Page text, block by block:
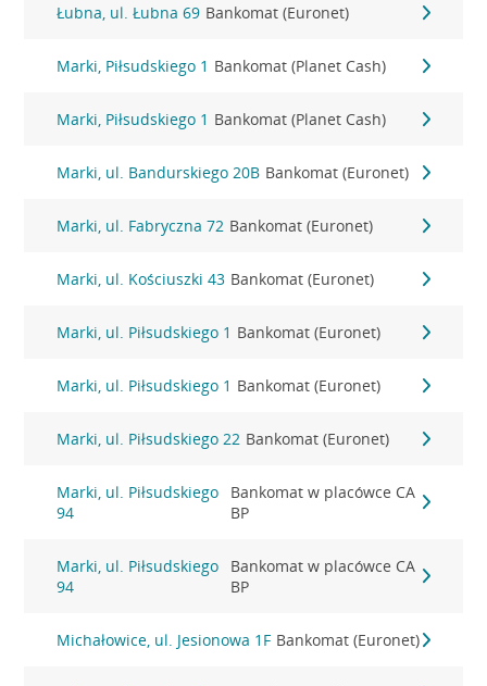
Łubna, ul. Łubna 69 Bankomat (Euronet)
Marki, Piłsudskiego 1 Bankomat (Planet Cash)
Marki, Piłsudskiego 1 Bankomat (Planet Cash)
Marki, ul. Bandurskiego 20B Bankomat (Euronet)
Marki, ul. Fabryczna 72 Bankomat (Euronet)
Marki, ul. Kościuszki 43 Bankomat (Euronet)
Marki, ul. Piłsudskiego 1 Bankomat (Euronet)
Marki, ul. Piłsudskiego 1 Bankomat (Euronet)
Marki, ul. Piłsudskiego 22 Bankomat (Euronet)
Marki, ul. Piłsudskiego
94
Bankomat w placówce CA
BP
Marki, ul. Piłsudskiego
94
Bankomat w placówce CA
BP
Michałowice, ul. Jesionowa 1F Bankomat (Euronet)